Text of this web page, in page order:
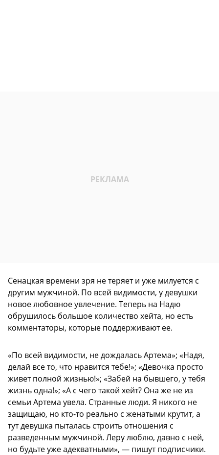
Сенацкая времени зря не теряет и уже милуется с
другим мужчиной. По всей видимости, у девушки
новое любовное увлечение. Теперь на Надю
обрушилось большое количество хейта, но есть
комментаторы, которые поддерживают ее.
«По всей видимости, не дождалась Артема»; «Надя,
делай все то, что нравится тебе!»; «Девочка просто
живет полной жизнью!»; «Забей на бывшего, у тебя
жизнь одна!»; «А с чего такой хейт? Она же не из
семьи Артема увела. Странные люди. Я никого не
защищаю, но кто-то реально с женатыми крутит, а
тут девушка пыталась строить отношения с
разведенным мужчиной. Леру люблю, давно с ней,
но будьте уже адекватными», — пишут подписчики.